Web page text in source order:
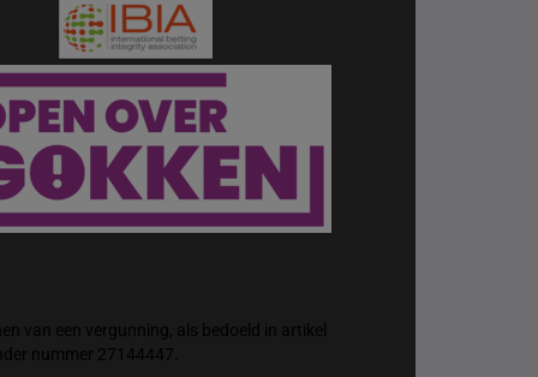
van een vergunning, als bedoeld in artikel
nummer 27144447.